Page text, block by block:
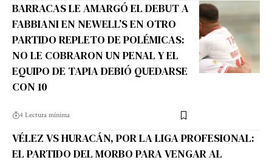
BARRACAS LE AMARGÓ EL DEBUT A
FABBIANI EN NEWELL’S EN OTRO
PARTIDO REPLETO DE POLÉMICAS:
NO LE COBRARON UN PENAL Y EL
EQUIPO DE TAPIA DEBIÓ QUEDARSE
CON 10
4 Lectura mínima
VÉLEZ VS HURACÁN, POR LA LIGA PROFESIONAL:
EL PARTIDO DEL MORBO PARA VENGAR AL